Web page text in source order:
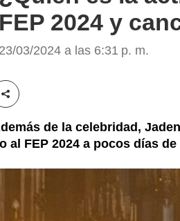
FEP 2024 y
23/03/2024 a las 6:31 p. m.
Compartir esta noticia
de la celebridad,
al FEP 2024 a pocos días